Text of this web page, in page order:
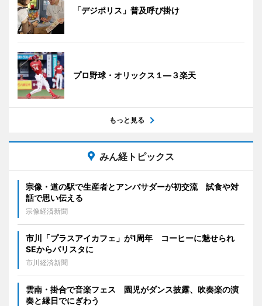
「デジポリス」普及呼び掛け
プロ野球・オリックス１―３楽天
もっと見る
みん経トピックス
宗像・道の駅で生産者とアンバサダーが初交流 試食や対
話で思い伝える
宗像経済新聞
市川「プラスアイカフェ」が1周年 コーヒーに魅せられ
SEからバリスタに
市川経済新聞
雲南・掛合で音楽フェス 園児がダンス披露、吹奏楽の演
奏と縁日でにぎわう